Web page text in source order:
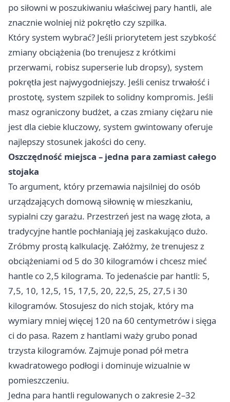
po siłowni w poszukiwaniu właściwej pary hantli, ale
znacznie wolniej niż pokrętło czy szpilka.
Który system wybrać? Jeśli priorytetem jest szybkość
zmiany obciążenia (bo trenujesz z krótkimi
przerwami, robisz superserie lub dropsy), system
pokrętła jest najwygodniejszy. Jeśli cenisz trwałość i
prostotę, system szpilek to solidny kompromis. Jeśli
masz ograniczony budżet, a czas zmiany ciężaru nie
jest dla ciebie kluczowy, system gwintowany oferuje
najlepszy stosunek jakości do ceny.
Oszczędność miejsca – jedna para zamiast całego
stojaka
To argument, który przemawia najsilniej do osób
urządzających domową siłownię w mieszkaniu,
sypialni czy garażu. Przestrzeń jest na wagę złota, a
tradycyjne hantle pochłaniają jej zaskakująco dużo.
Zróbmy prostą kalkulację. Załóżmy, że trenujesz z
obciążeniami od 5 do 30 kilogramów i chcesz mieć
hantle co 2,5 kilograma. To jedenaście par hantli: 5,
7,5, 10, 12,5, 15, 17,5, 20, 22,5, 25, 27,5 i 30
kilogramów. Stosujesz do nich stojak, który ma
wymiary mniej więcej 120 na 60 centymetrów i sięga
ci do pasa. Razem z hantlami waży grubo ponad
trzysta kilogramów. Zajmuje ponad pół metra
kwadratowego podłogi i dominuje wizualnie w
pomieszczeniu.
Jedna para hantli regulowanych o zakresie 2–32